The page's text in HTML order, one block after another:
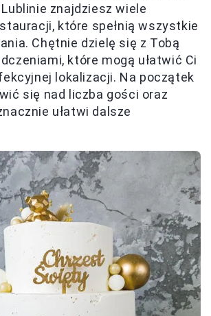
znajdziesz wiele
które spełnią wszystkie
Chętnie dzielę się z Tobą
które mogą ułatwić Ci
lokalizacji. Na początek
się nad liczba gości oraz
ułatwi dalsze